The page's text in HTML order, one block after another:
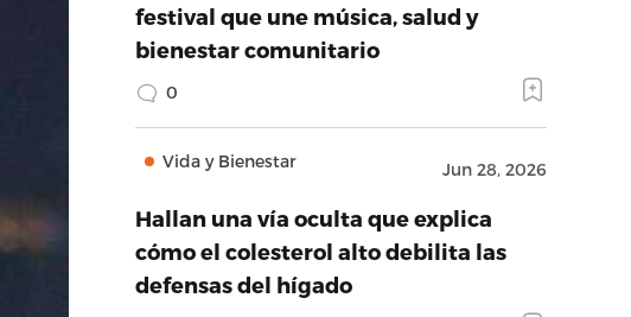
festival que une música, salud y
bienestar comunitario
0
Vida y Bienestar Jun 28, 2026
Hallan una vía oculta que explica
cómo el colesterol alto debilita las
defensas del hígado